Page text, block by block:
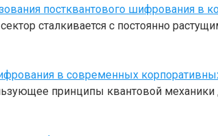
постквантового шифрования в
сталкивается с постоянно
в современных
принципы квантовой механики